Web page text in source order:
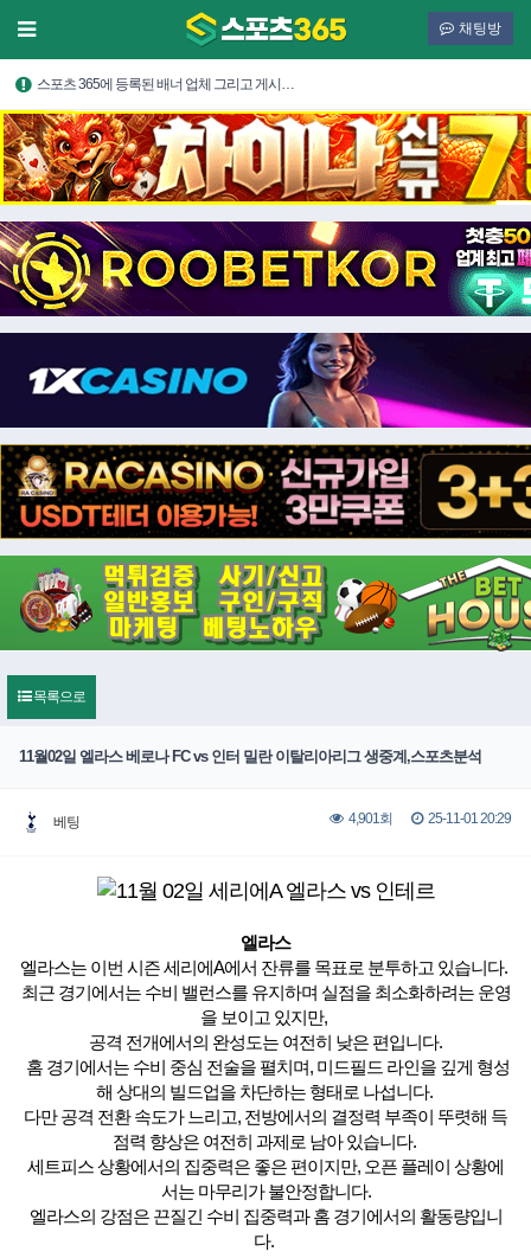
채팅방
스포츠 365에 등록된 배너 업체 그리고 게시…
목록으로
11월02일 엘라스 베로나 FC vs 인터 밀란 이탈리아리그 생중계,스포츠분석
베팅 4,901회 25-11-01 20:29
엘라스
엘라스는 이번 시즌 세리에A에서 잔류를 목표로 분투하고 있습니다.
최근 경기에서는 수비 밸런스를 유지하며 실점을 최소화하려는 운영
을 보이고 있지만,
공격 전개에서의 완성도는 여전히 낮은 편입니다.
홈 경기에서는 수비 중심 전술을 펼치며, 미드필드 라인을 깊게 형성
해 상대의 빌드업을 차단하는 형태로 나섭니다.
다만 공격 전환 속도가 느리고, 전방에서의 결정력 부족이 뚜렷해 득
점력 향상은 여전히 과제로 남아 있습니다.
세트피스 상황에서의 집중력은 좋은 편이지만, 오픈 플레이 상황에
서는 마무리가 불안정합니다.
엘라스의 강점은 끈질긴 수비 집중력과 홈 경기에서의 활동량입니
다.